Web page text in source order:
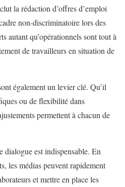
la rédaction d’offres d’emploi
non-discriminatoire lors des
autant qu’opérationnels sont tout à
de travailleurs en situation de
également un levier clé. Qu’il
ou de flexibilité dans
permettent à chacun de
est indispensable. En
les médias peuvent rapidement
et mettre en place les